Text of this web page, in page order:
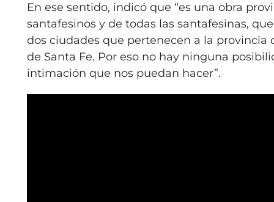
En ese sentido, indicó que “es una obra
santafesinos y de todas las santafesinas,
dos ciudades que pertenecen a la provincia
de Santa Fe. Por eso no hay ninguna
intimación que nos puedan hacer”.